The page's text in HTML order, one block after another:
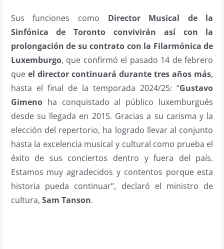
Sus funciones como Director Musical de la
Sinfónica de Toronto
convivirán así con la
prolongación de su contrato con la Filarmónica de
Luxemburgo, que confirmó el pasado 14 de febrero
que el director continuará durante tres años más,
hasta el final de la temporada 2024/25: “Gustavo
Gimenoha conquistado al público luxemburgués
desde su llegada en 2015. Gracias a su carisma y la
elección del repertorio, ha logrado llevar al conjunto
hasta la excelencia musical y cultural como prueba el
éxito de sus conciertos dentro y fuera del país.
Estamos muy agradecidos y contentos porque esta
historia pueda continuar”, declaró el ministro de
cultura, Sam Tanson.